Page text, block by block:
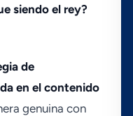
siendo el rey?
de
en el contenido
genuina con